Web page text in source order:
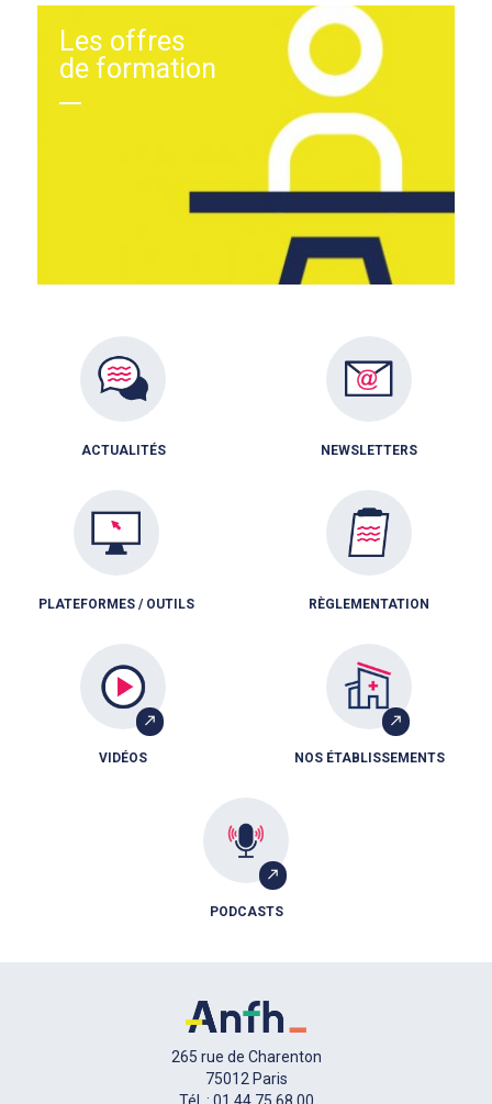
Les offres
de formation
ACTUALITÉS NEWSLETTERS
PLATEFORMES / OUTILS RÈGLEMENTATION
VIDÉOS NOS ÉTABLISSEMENTS
PODCASTS
265 rue de Charenton
75012 Paris